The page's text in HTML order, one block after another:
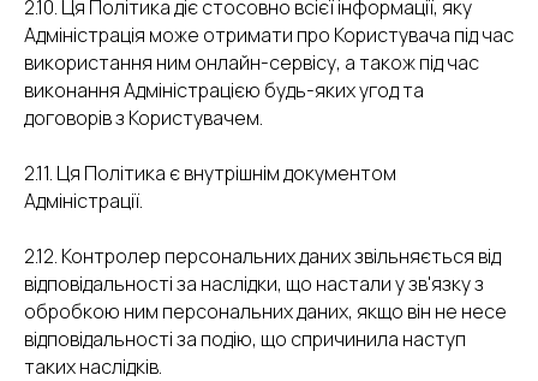
2.10. Ця Політика діє стосовно всієї інформації, яку
Адміністрація може отримати про Користувача під час
використання ним онлайн-сервісу, а також під час
виконання Адміністрацією будь-яких угод та
договорів з Користувачем.
2.11. Ця Політика є внутрішнім документом
Адміністрації.
2.12. Контролер персональних даних звільняється від
відповідальності за наслідки, що настали у зв'язку з
обробкою ним персональних даних, якщо він не несе
відповідальності за подію, що спричинила наступ
таких наслідків.